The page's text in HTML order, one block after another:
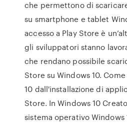
che permettono di
su smartphone e tablet
accesso a Play Store è
gli sviluppatori stanno
che rendano possibile
Store su Windows 10.
10 dall'installazione di
Store. In Windows 10
sistema operativo Windows